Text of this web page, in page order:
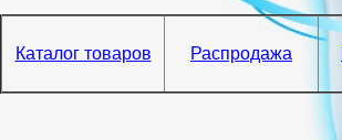
Каталог товаров Распродажа